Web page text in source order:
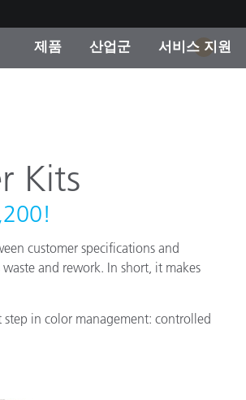
제품
산업군
OEM 디스플레이 및
식품 컬러 측정
서비스 지원
기타 리소스
1
Kits
customer specifications and
and rework. In short, it makes
in color management: controlled